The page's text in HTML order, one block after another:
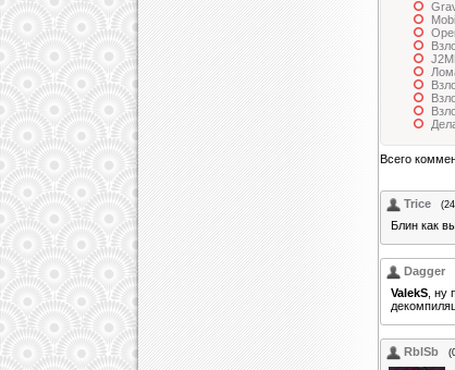
Всего
Trice
Блин как
Dagger
ValekS ,
RblSb